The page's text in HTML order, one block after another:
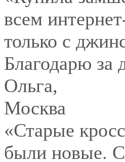
всем
только с
Благодарю за
Ольга,
Москва
«Старые
были новые. С